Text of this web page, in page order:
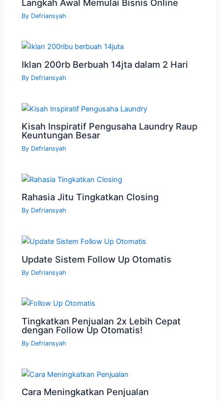
Langkah Awal Memulai Bisnis Online
By Defriansyah
Iklan 200rb Berbuah 14jta dalam 2 Hari
By Defriansyah
Kisah Inspiratif Pengusaha Laundry Raup
Keuntungan Besar
By Defriansyah
Rahasia Jitu Tingkatkan Closing
By Defriansyah
Update Sistem Follow Up Otomatis
By Defriansyah
Tingkatkan Penjualan 2x Lebih Cepat
dengan Follow Up Otomatis!
By Defriansyah
Cara Meningkatkan Penjualan